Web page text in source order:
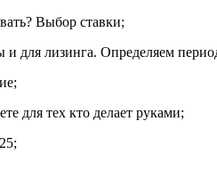
Выбор ставки;
для лизинга. Определяем
для тех кто делает руками;